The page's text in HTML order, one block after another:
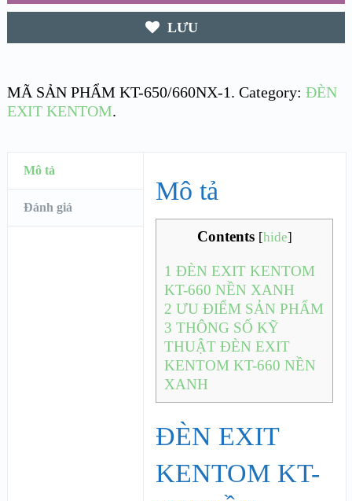
LƯU
MÃ SẢN PHẨM KT-650/660NX-1. Category: ĐÈN
EXIT KENTOM.
Mô tả
Đánh giá
Mô tả
Contents [hide]
1 ĐÈN EXIT KENTOM
KT-660 NỀN XANH
2 ƯU ĐIỂM SẢN PHẨM
3 THÔNG SỐ KỸ
THUẬT ĐÈN EXIT
KENTOM KT-660 NỀN
XANH
ĐÈN EXIT
KENTOM KT-